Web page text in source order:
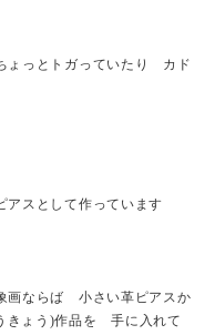
っとトガっていたり カド
スとして作っています
画ならば 小さい革ピアスか
きょう)作品を 手に入れて